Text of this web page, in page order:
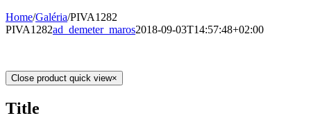
Home/Galéria/PIVA1282
PIVA1282ad_demeter_maros2018-09-03T14:57:48+02:00
Close product quick view×
Title